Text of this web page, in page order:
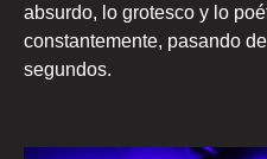
absurdo, lo grotesco y lo
constantemente, pasando
segundos.